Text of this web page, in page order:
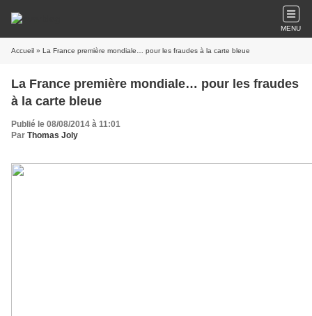
MENU
Accueil » La France première mondiale… pour les fraudes à la carte bleue
La France première mondiale… pour les fraudes
à la carte bleue
Publié le 08/08/2014 à 11:01
Par Thomas Joly